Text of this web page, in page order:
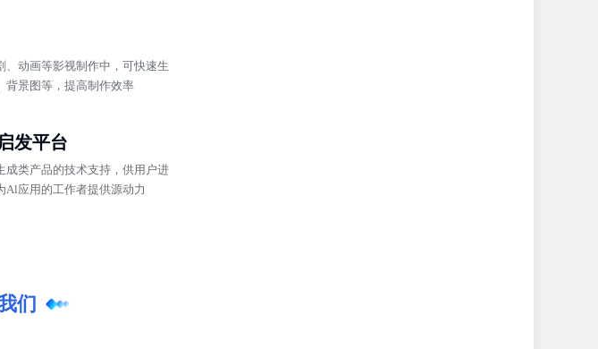
、动画等影视制作中，可快速生
背景图等，提高制作效率
发平台
成类产品的技术支持，供用户进
Al应用的工作者提供源动力
们